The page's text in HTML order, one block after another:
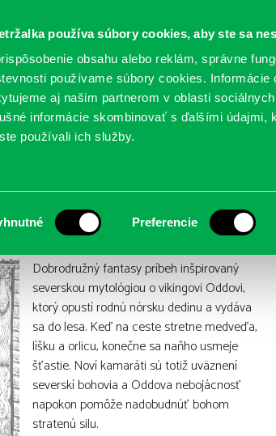
používa súbory cookies, aby ste sa
obsahu alebo reklám, správne
používame súbory cookies.
aj našim partnerom v oblasti
informácie skombinovať s ďalšími údajmi,
používali ich služby.
Preferencie
ONLINE KATALÓGY SLUŽBY
Odd a mraziví
Dobrodružný fantasy príbeh inšpirovaný
severskou mytológiou o vikingovi Oddovi,
ktorý opustí rodnú nórsku dedinu a vydáva
sa do lesa. Keď na ceste stretne medveďa,
líšku a orlicu, konečne sa naňho usmeje
šťastie. Noví kamaráti sú totiž uväznení
severskí bohovia a Oddova nebojácnosť
napokon pomôže nadobudnúť bohom
stratenú silu.